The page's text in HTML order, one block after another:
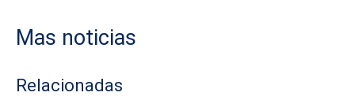
Mas noticias
Relacionadas